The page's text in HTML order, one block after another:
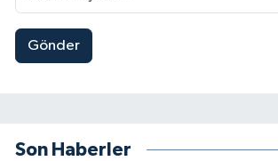
Gönder
Son Haberler